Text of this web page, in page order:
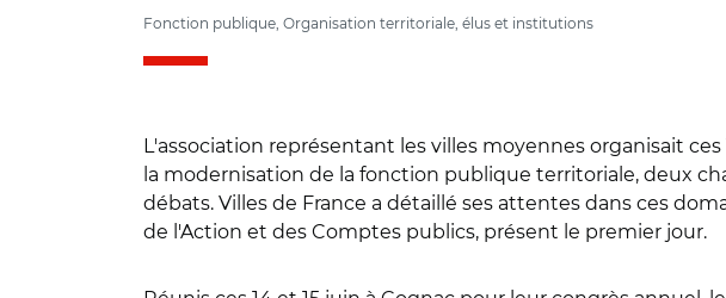
Fonction publique, Organisation territoriale, élus et institutions
L'association représentant les villes moyennes organisait
la modernisation de la fonction publique territoriale, deux
débats. Villes de France a détaillé ses attentes dans ces
de l'Action et des Comptes publics, présent le premier jour.